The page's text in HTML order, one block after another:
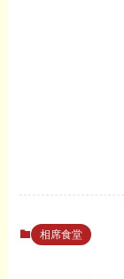
相席食堂